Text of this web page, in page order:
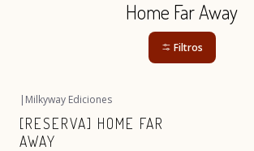
Home Far Away
Filtros
| Milkyway Ediciones
[RESERVA] HOME FAR
AWAY